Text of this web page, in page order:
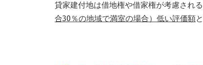
貸家建付地は借地権や借家権が考慮される
合30％の地域で満室の場合）低い評価額